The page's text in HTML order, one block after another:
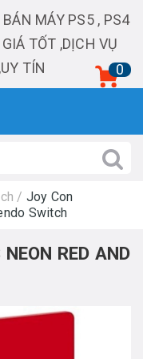
0
/ Joy Con
Switch
RED AND